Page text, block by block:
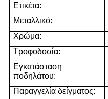
Ετικέτα:
Μεταλλικό:
Χρώμα:
Τροφοδοσία:
Εγκατάσταση
ποδηλάτου:
Παραγγελία δείγματος: